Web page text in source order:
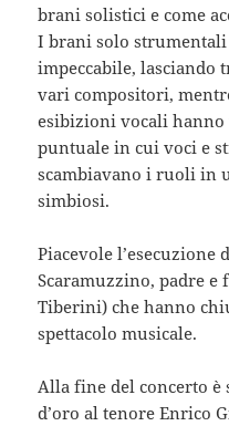
brani solistici e come
I brani solo
impeccabile, lasciando
vari compositori,
esibizioni vocali hanno
puntuale in cui voci e
scambiavano i ruoli in
simbiosi.
Piacevole l’esecuzione
Scaramuzzino, padre
Tiberini) che hanno
spettacolo musicale.
Alla fine del concerto è
d’oro al tenore Enrico